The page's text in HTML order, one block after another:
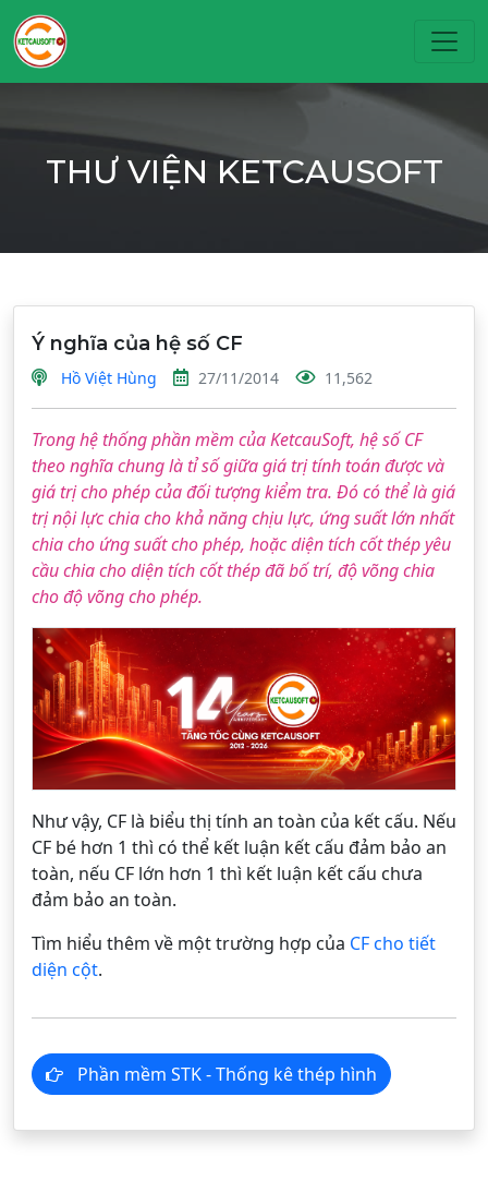
THƯ VIỆN KETCAUSOFT
Ý nghĩa của hệ số CF
Hồ Việt Hùng 27/11/2014 11,562
Trong hệ thống phần mềm của KetcauSoft, hệ số CF
theo nghĩa chung là tỉ số giữa giá trị tính toán được và
giá trị cho phép của đối tượng kiểm tra. Đó có thể là giá
trị nội lực chia cho khả năng chịu lực, ứng suất lớn nhất
chia cho ứng suất cho phép, hoặc diện tích cốt thép yêu
cầu chia cho diện tích cốt thép đã bố trí, độ võng chia
cho độ võng cho phép.
Như vậy, CF là biểu thị tính an toàn của kết cấu. Nếu
CF bé hơn 1 thì có thể kết luận kết cấu đảm bảo an
toàn, nếu CF lớn hơn 1 thì kết luận kết cấu chưa
đảm bảo an toàn.
Tìm hiểu thêm về một trường hợp của CF cho tiết
diện cột.
Phần mềm STK - Thống kê thép hình